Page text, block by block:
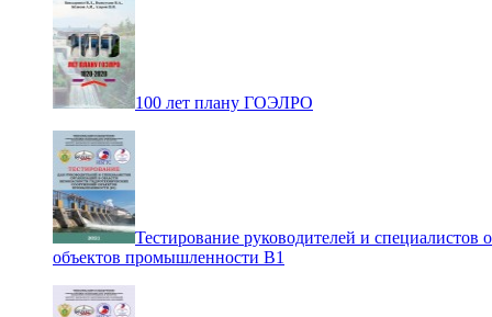
100 лет плану ГОЭЛРО
Тестирование руководителей и специалистов
объектов промышленности В1